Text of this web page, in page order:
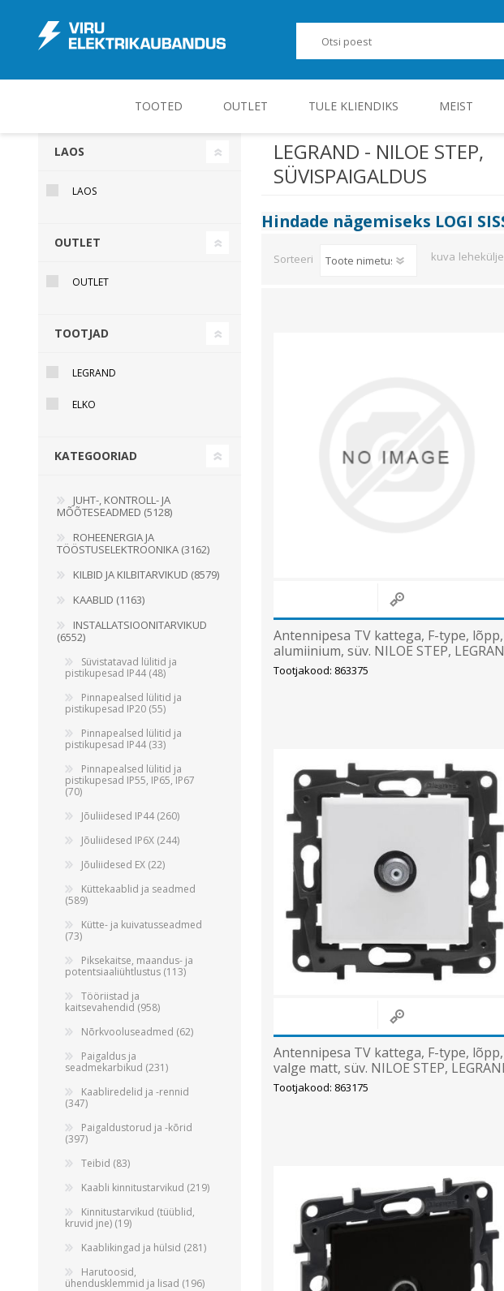
TOOTED
JUHT-, KONTROLL- JA MÕÕTESEADMED
Elektromehaaniline relee
Toiteplokid AC/DC, DC/DC
ROHEENERGIA
Sagedusmuundurid
Alumiiniumkaablid ja -juhtmed
Vaskkaablid ja -juhtmed
Painduvad kontrollkaablid
Nõrkvoolukaablid
Pinnapealsed lülitid
Pinnapealsed lülitid
OUTLET TULE KLIENDIKS MEIST
LEGRAND - NILOE STEP,
SÜVISPAIGALDUS
Hindade nägemiseks LOGI
Sorteeri kuva
Antennipesa TV kattega, F-type, lõpp,
alumiinium, süv. NILOE STEP,
Tootjakood: 863375
Antennipesa TV kattega, F-type, lõpp,
valge matt, süv. NILOE STEP,
Tootjakood: 863175
LAOS
LAOS
OUTLET
OUTLET
TOOTJAD
LEGRAND
ELKO
KATEGOORIAD
JUHT-, KONTROLL- JA
MÕÕTESEADMED (5128)
ROHEENERGIA JA
TÖÖSTUSELEKTROONIKA (3162)
KILBID JA KILBITARVIKUD (8579)
KAABLID (1163)
INSTALLATSIOONITARVIKUD
(6552)
Süvistatavad lülitid ja
pistikupesad IP44 (48)
Pinnapealsed lülitid ja
pistikupesad IP20 (55)
Pinnapealsed lülitid ja
pistikupesad IP44 (33)
Pinnapealsed lülitid ja
pistikupesad IP55, IP65, IP67
(70)
Jõuliidesed IP44 (260)
Jõuliidesed IP6X (244)
Jõuliidesed EX (22)
Küttekaablid ja seadmed
(589)
Kütte- ja kuivatusseadmed
(73)
Piksekaitse, maandus- ja
potentsiaaliühtlustus (113)
Tööriistad ja
kaitsevahendid (958)
Nõrkvooluseadmed (62)
Paigaldus ja
seadmekarbikud (231)
Kaabliredelid ja -rennid
(347)
Paigaldustorud ja -kõrid
(397)
Teibid (83)
Kaabli kinnitustarvikud (219)
Kinnitustarvikud (tüüblid,
kruvid jne) (19)
Kaablikingad ja hülsid (281)
Harutoosid,
ühendusklemmid ja lisad (196)